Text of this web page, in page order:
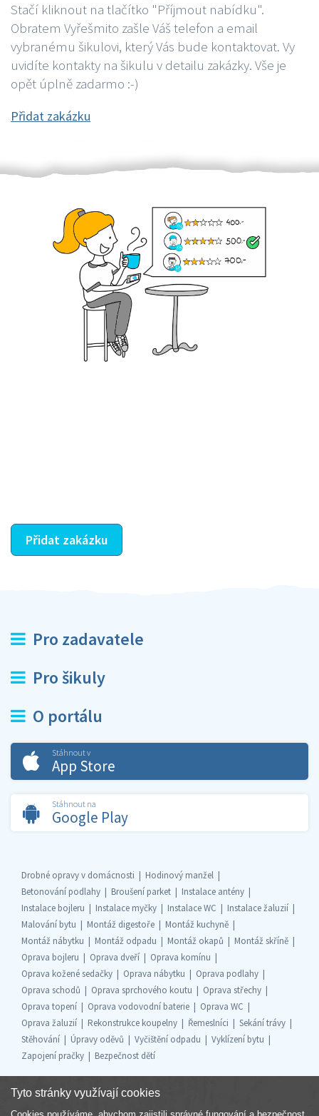
Stačí kliknout na tlačítko "Příjmout nabídku".
Obratem Vyřešmito zašle Váš telefon a email
vybranému šikulovi, který Vás bude kontaktovat. Vy
uvidíte kontakty na šikulu v detailu zakázky. Vše je
opět úplně zadarmo :-)
Přidat zakázku
Přidat zakázku
Pro zadavatele
Pro šikuly
O portálu
Stáhnout v
App Store
Stáhnout na
Google Play
Drobné opravy v domácnosti
Hodinový manžel
Betonování podlahy
Broušení parket
Instalace antény
Instalace bojleru
Instalace myčky Instalace WC
Instalace žaluzií
Malování bytu
Montáž digestoře
Montáž kuchyně
Montáž nábytku
Montáž odpadu Montáž okapů
Montáž skříně
Oprava bojleru
Oprava dveří
Oprava komínu
Oprava kožené sedačky
Oprava nábytku
Oprava podlahy
Oprava schodů
Oprava sprchového koutu
Oprava střechy
Oprava topení
Oprava vodovodní baterie
Oprava WC
Oprava žaluzií
Rekonstrukce koupelny Řemeslníci
Sekání trávy
Stěhování
Úpravy oděvů Vyčištění odpadu
Vyklízení bytu
Zapojení pračky
Bezpečnost dětí
Tyto stránky využívají cookies